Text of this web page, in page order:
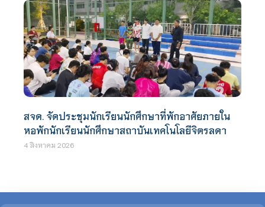
สจด. จัดประชุมนักเรียนนักศึกษาที่พักอาศัยภายใน
หอพักนักเรียนนักศึกษาสถาบันเทคโนโลยีจิตรลดา
4 สิงหาคม 2026